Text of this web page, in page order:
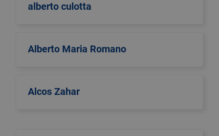
alberto culotta
Alberto Maria Romano
Alcos Zahar